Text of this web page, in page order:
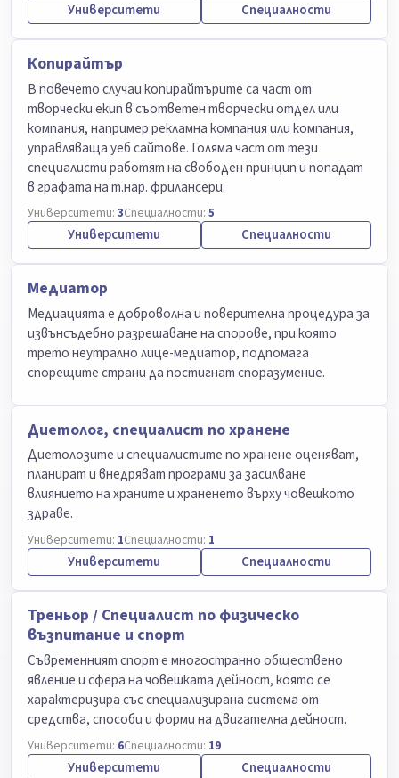
Университети Специалности
Копирайтър
В повечето случаи копирайтърите са част от
творчески екип в съответен творчески отдел или
компания, например рекламна компания или компания,
управляваща уеб сайтове. Голяма част от тези
специалисти работят на свободен принцип и попадат
в графата на т.нар. фрилансери.
Университети: 3Специалности: 5
Университети Специалности
Медиатор
Медиацията е доброволна и поверителна процедура за
извънсъдебно разрешаване на спорове, при която
трето неутрално лице-медиатор, подпомага
спорещите страни да постигнат споразумение.
Диетолог, специалист по хранене
Диетолозите и специалистите по хранене оценяват,
планират и внедряват програми за засилване
влиянието на храните и храненето върху човешкото
здраве.
Университети: 1Специалности: 1
Университети Специалности
Треньор / Специалист по физическо
възпитание и спорт
Съвременният спорт е многостранно обществено
явление и сфера на човешката дейност, която се
характеризира със специализирана система от
средства, способи и форми на двигателна дейност.
Университети: 6Специалности: 19
Университети Специалности